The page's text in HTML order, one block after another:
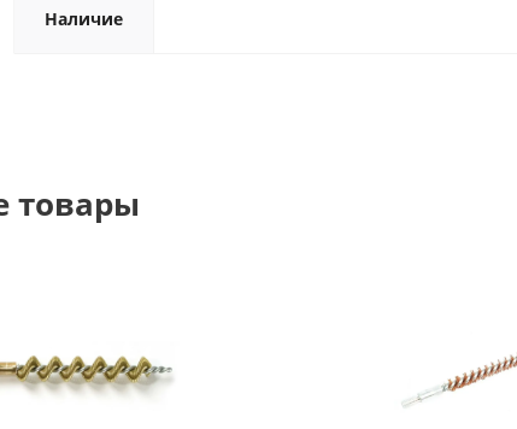
Наличие
товары